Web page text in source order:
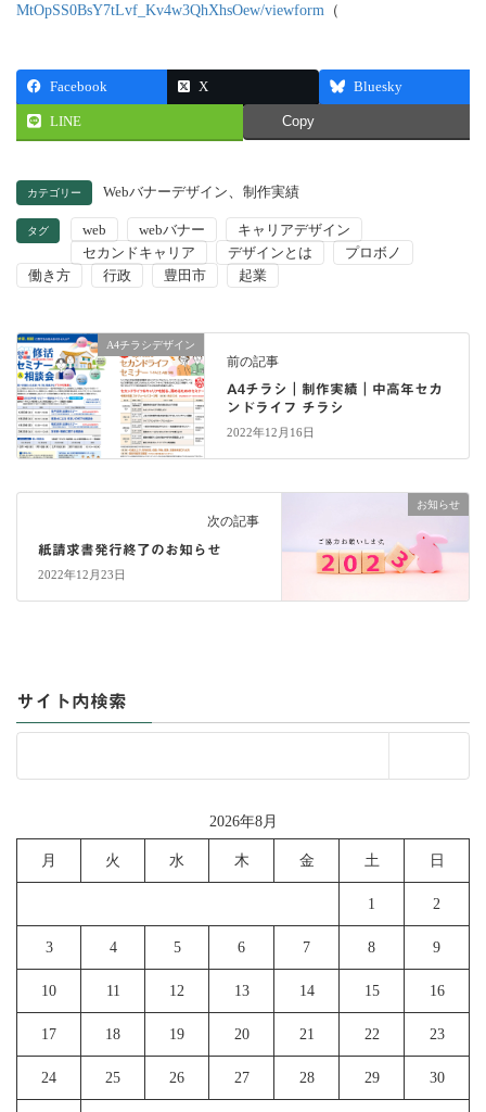
MtOpSS0BsY7tLvf_Kv4w3QhXhsOew/viewform （
Facebook X Bluesky
LINE Copy
カテゴリー Webバナーデザイン 制作実績
タグ web webバナー
キャリアデザイン
セカンドキャリア
デザインとは
プロボノ
働き方
行政 豊田市 起業
A4チラシデザイン
前の記事
A4チラシ｜制作実績｜中高年セカ
ンドライフ チラシ
2022年12月16日
お知らせ
次の記事
紙請求書発行終了のお知らせ
2022年12月23日
サイト内検索
2026年8月
月 火 水 木 金 土 日
1 2
3 4 5 6 7 8 9
10 11 12 13 14 15 16
17 18 19 20 21 22 23
24 25 26 27 28 29 30